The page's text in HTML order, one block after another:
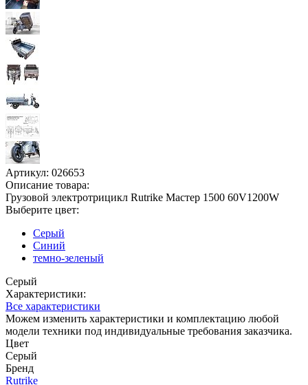
Артикул: 026653
Описание товара:
Грузовой электротрицикл Rutrike Мастер 1500 60V1200W
Выберите цвет:
Серый
Синий
темно-зеленый
Серый
Характеристики:
Все характеристики
Можем изменить характеристики и комплектацию любой
модели техники под индивидуальные требования заказчика.
Цвет
Серый
Бренд
Rutrike